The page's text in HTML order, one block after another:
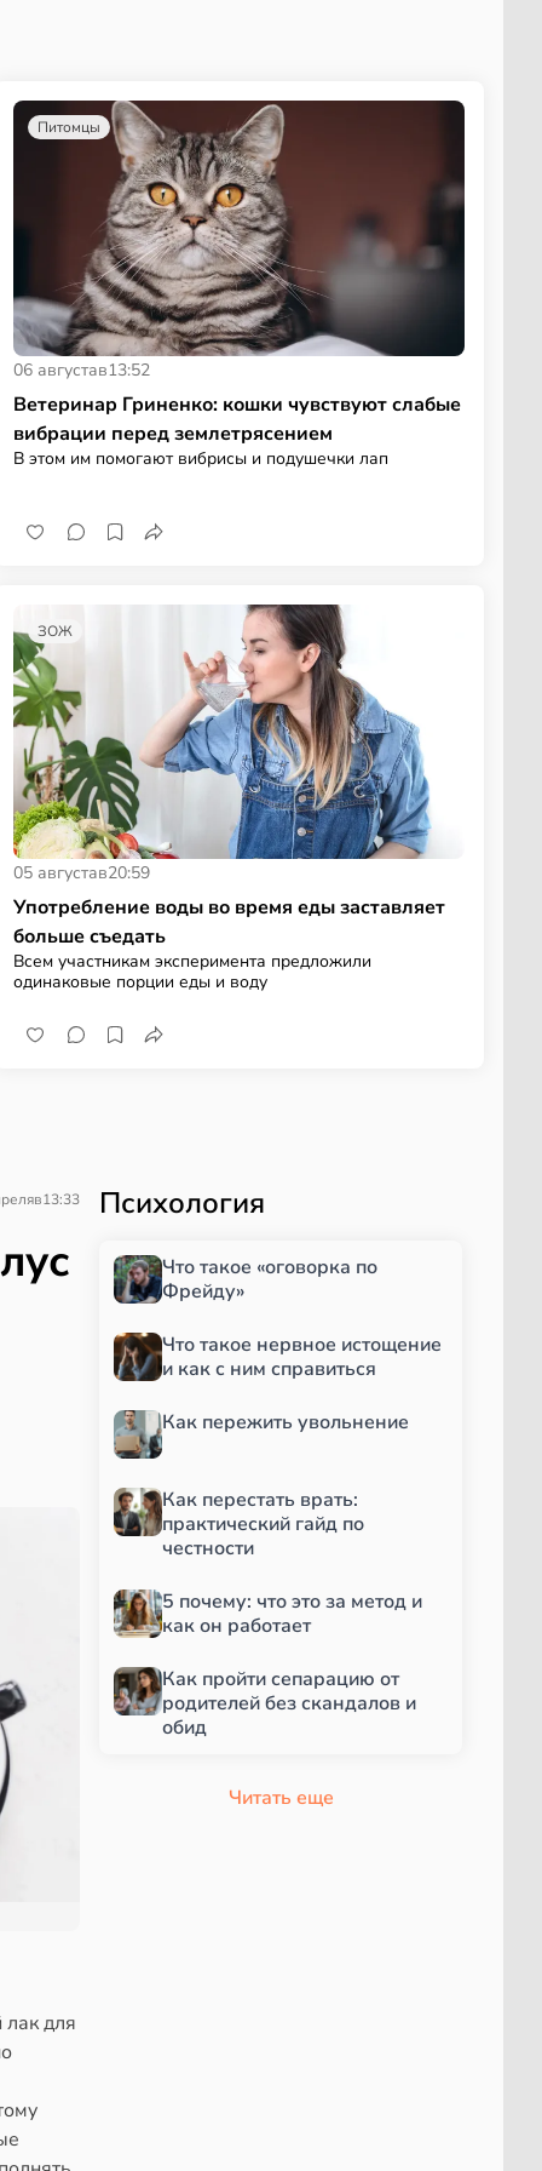
Питомцы
06 августав13:52
Ветеринар Гриненко: кошки чувствуют слабые
вибрации перед землетрясением
В этом им помогают вибрисы и подушечки лап
ЗОЖ
05 августав20:59
Употребление воды во время еды заставляет
больше съедать
Всем участникам эксперимента предложили
одинаковые порции еды и воду
в13:33
для
Психология
Что такое «оговорка по
Фрейду»
Что такое нервное истощение
и как с ним справиться
Как пережить увольнение
Как перестать врать:
практический гайд по
честности
5 почему: что это за метод и
как он работает
Как пройти сепарацию от
родителей без скандалов и
обид
Читать еще